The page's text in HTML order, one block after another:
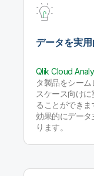
データを実
Qlik Cloud
タ製品をシー
スケース向け
ることができ
効果的にデー
ります。